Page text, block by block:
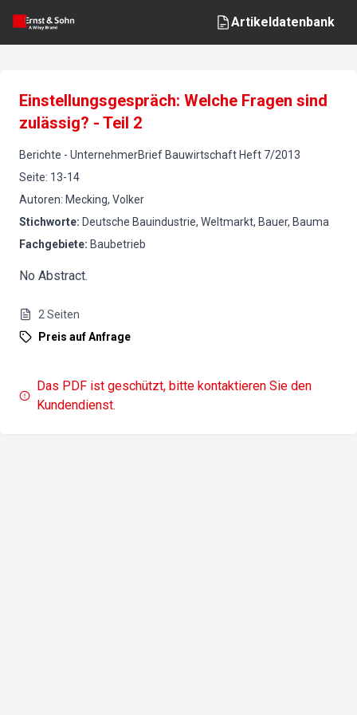
Artikeldatenbank
Einstellungsgespräch: Welche Fragen sind
zulässig? - Teil 2
Berichte - UnternehmerBrief Bauwirtschaft Heft 7/2013
Seite: 13-14
Autoren: Mecking, Volker
Stichworte: Deutsche Bauindustrie, Weltmarkt, Bauer, Bauma
Fachgebiete: Baubetrieb
No Abstract.
2 Seiten
Preis auf Anfrage
Das PDF ist geschützt, bitte kontaktieren Sie den
Kundendienst.